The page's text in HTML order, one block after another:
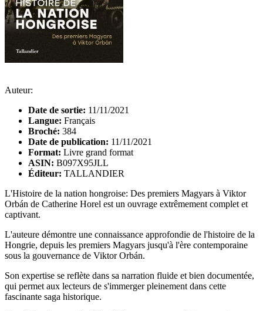
Auteur:
Date de sortie: 11/11/2021
Langue: Français
Broché: 384
Date de publication: 11/11/2021
Format: Livre grand format
ASIN: B097X95JLL
Éditeur: TALLANDIER
L'Histoire de la nation hongroise: Des premiers Magyars à Viktor
Orbán de Catherine Horel est un ouvrage extrêmement complet et
captivant.
L'auteure démontre une connaissance approfondie de l'histoire de la
Hongrie, depuis les premiers Magyars jusqu'à l'ère contemporaine
sous la gouvernance de Viktor Orbán.
Son expertise se reflète dans sa narration fluide et bien documentée,
qui permet aux lecteurs de s'immerger pleinement dans cette
fascinante saga historique.